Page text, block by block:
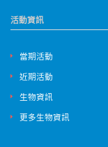
活動資訊
當期活動
近期活動
生物資訊
更多生物資訊